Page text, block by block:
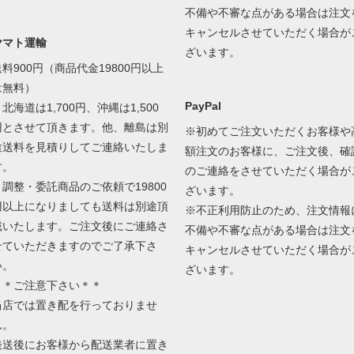
マト運輸
料900円（商品代金19800円以上
料）
北海道は1,700円、沖縄は1,500
とさせて頂きます。他、離島は別
送料を見積りしてご連絡いたしま
調整・委託商品のご依頼で19800
以上になりましても送料は別途頂
いたします。ご注文後にご連絡さ
ていただきますのでご了承下さ
ご注意下さい＊＊
店では置き配を行っておりませ
送後にお客様から配送業者に置き
不備や不審な点がある場合は注文
キャンセルさせていただく場合が
ざいます。
PayPal
※初めてご注文いただくお客様や
額注文のお客様に、ご注文後、確
のご連絡をさせていただく場合が
ざいます。
※不正利用防止のため、注文情報
不備や不審な点がある場合は注文
キャンセルさせていただく場合が
ざいます。